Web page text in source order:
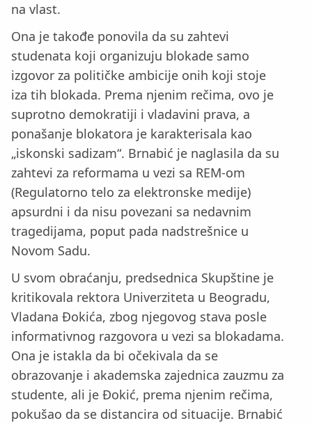
na vlast.
Ona je takođe ponovila da su zahtevi
studenata koji organizuju blokade samo
izgovor za političke ambicije onih koji stoje
iza tih blokada. Prema njenim rečima, ovo je
suprotno demokratiji i vladavini prava, a
ponašanje blokatora je karakterisala kao
„iskonski sadizam“. Brnabić je naglasila da su
zahtevi za reformama u vezi sa REM-om
(Regulatorno telo za elektronske medije)
apsurdni i da nisu povezani sa nedavnim
tragedijama, poput pada nadstrešnice u
Novom Sadu.
U svom obraćanju, predsednica Skupštine je
kritikovala rektora Univerziteta u Beogradu,
Vladana Đokića, zbog njegovog stava posle
informativnog razgovora u vezi sa blokadama.
Ona je istakla da bi očekivala da se
obrazovanje i akademska zajednica zauzmu za
studente, ali je Đokić, prema njenim rečima,
pokušao da se distancira od situacije. Brnabić